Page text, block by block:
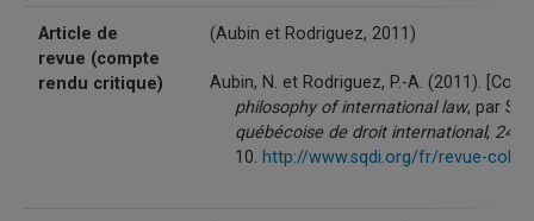
Article de
revue (compte
rendu critique)
(Aubin et Rodriguez, 2011)
Aubin, N. et Rodriguez, P.-A. (2011).
philosophy of international law, par S.
québécoise de droit international, 24
10. http://www.sqdi.org/fr/revue-